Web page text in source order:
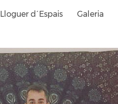
Lloguer d´Espais Galeria